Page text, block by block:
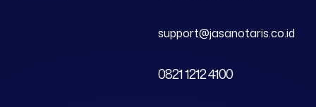
support@jasanotaris.co.id
0821 1212 4100